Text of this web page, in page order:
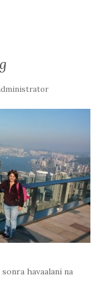
havaalani na